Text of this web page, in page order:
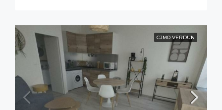
CJMO VERDUN